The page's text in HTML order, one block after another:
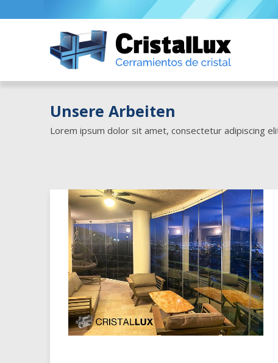
Unsere Arbeiten
Lorem ipsum dolor sit amet, consectetur adipiscing